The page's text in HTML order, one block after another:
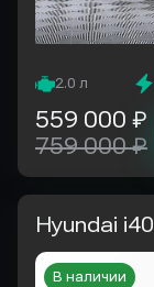
2.0 л
559 000 ₽
759 000 ₽
Hyundai i40
В наличии